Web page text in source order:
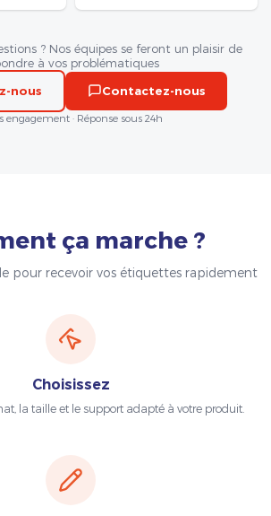
? Nos équipes se feront un plaisir de
à vos problématiques
nous
Contactez-nous
engagement · Réponse sous 24h
ça marche ?
pour recevoir vos étiquettes rapidement
Choisissez
la taille et le support adapté à votre produit.